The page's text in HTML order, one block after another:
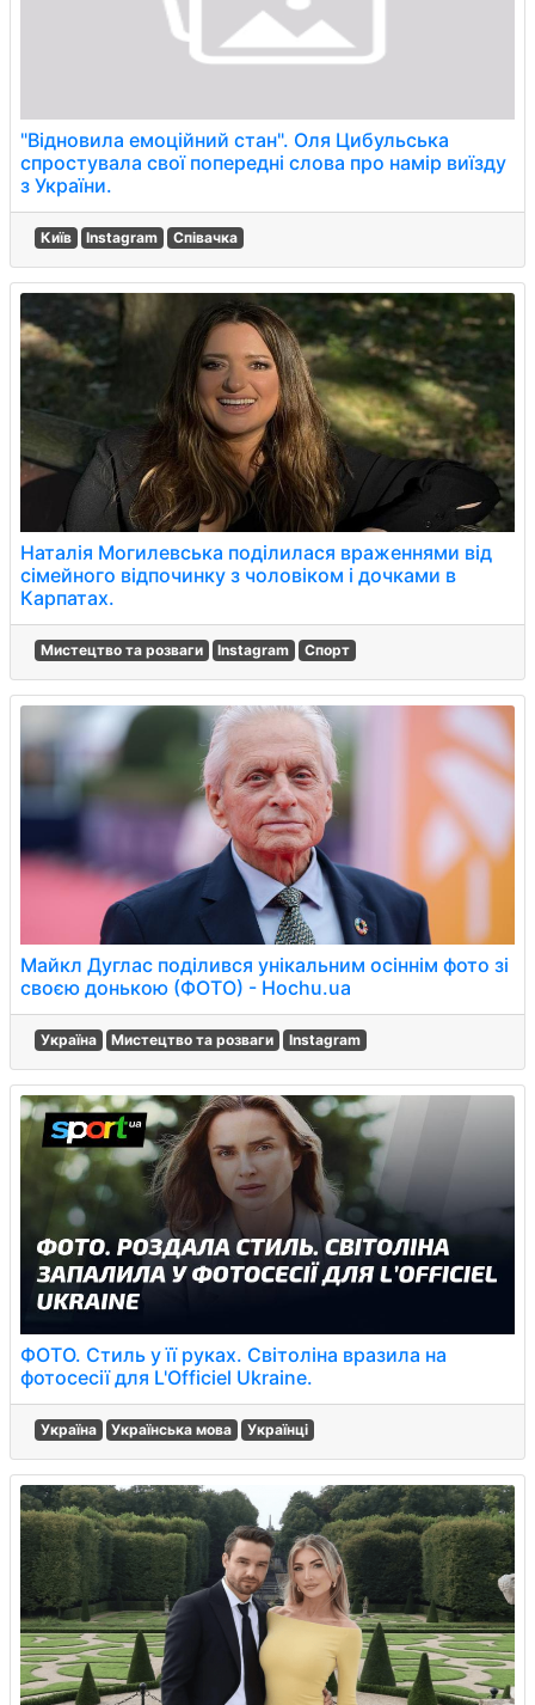
"Відновила емоційний стан". Оля Цибульська
спростувала свої попередні слова про намір виїзду
з України.
Київ Instagram Співачка
Наталія Могилевська поділилася враженнями від
сімейного відпочинку з чоловіком і дочками в
Карпатах.
Мистецтво та розваги Instagram Спорт
Майкл Дуглас поділився унікальним осіннім фото зі
своєю донькою (ФОТО) - Hochu.ua
Україна Мистецтво та розваги Instagram
ФОТО. Стиль у її руках. Світоліна вразила на
фотосесії для L'Officiel Ukraine.
Україна Українська мова Українці